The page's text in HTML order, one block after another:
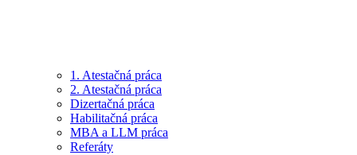
1. Atestačná práca
2. Atestačná práca
Dizertačná práca
Habilitačná práca
MBA a LLM práca
Referáty